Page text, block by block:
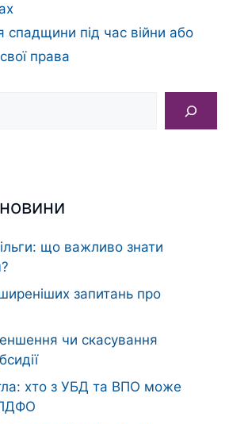
під час війни або
права
що важливо знати
запитань про
чи скасування
хто з УБД та ВПО може